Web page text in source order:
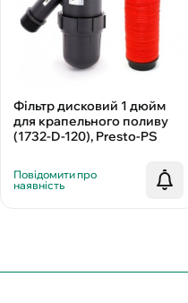
Фільтр дисковий 1 дюйм
для крапельного поливу
(1732-D-120), Presto-PS
Повідомити про
наявність